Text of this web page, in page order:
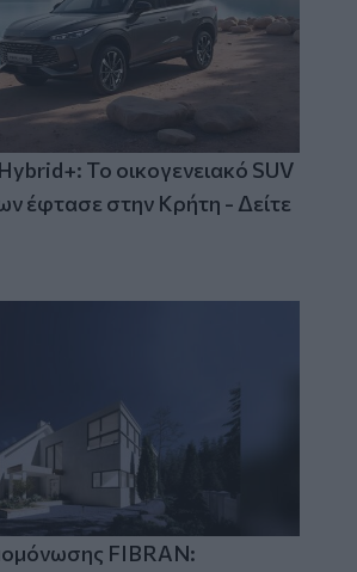
Το οικογενειακό SUV
έφτασε στην Κρήτη - Δείτε
FIBRAN: